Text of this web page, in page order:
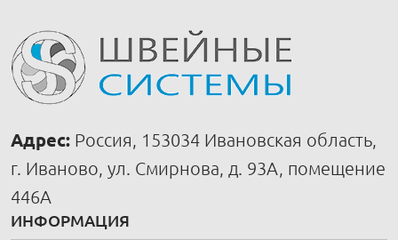
Адрес: Россия, 153034 Ивановская область,
г. Иваново, ул. Смирнова, д. 93А, помещение
446А
ИНФОРМАЦИЯ